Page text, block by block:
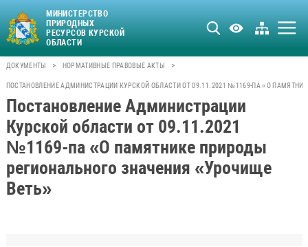
МИНИСТЕРСТВО
ПРИРОДНЫХ
РЕСУРСОВ КУРСКОЙ
ОБЛАСТИ
ДОКУМЕНТЫ > НОРМАТИВНЫЕ ПРАВОВЫЕ АКТЫ >
ПОСТАНОВЛЕНИЕ АДМИНИСТРАЦИИ КУРСКОЙ ОБЛАСТИ ОТ 09.11.2021 №1169-ПА «О
Постановление Администрации
Курской области от 09.11.2021
№1169-па «О памятнике природы
регионального значения «Урочище
Веть»